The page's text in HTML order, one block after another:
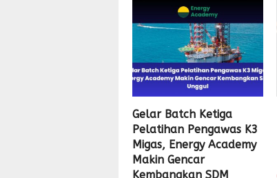
Gelar Batch Ketiga
Pelatihan Pengawas K3
Migas, Energy Academy
Makin Gencar
Kembangkan SDM